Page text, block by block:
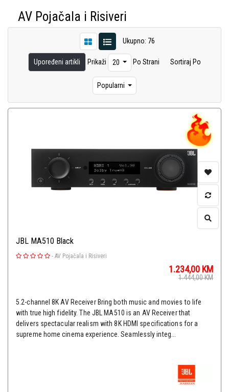
AV Pojačala i Risiveri
Ukupno: 76
Upoređeni artikli Prikaži 20 Po Strani Sortiraj Po
Popularni
JBL MA510 Black
- AV Pojačala i Risiveri
1.234,00 KM
1.444,00KM
5.2-channel 8K AV Receiver Bring both music and movies to life
with true high fidelity. The JBL MA510 is an AV Receiver that
delivers spectacular realism with 8K HDMI specifications for a
supreme home cinema experience. Seamlessly integ...